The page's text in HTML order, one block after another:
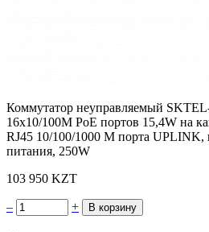
Коммутатор неуправляемый
16х10/100M PoE портов 15,4W на
RJ45 10/100/1000 M порта UPLINK,
питания, 250W
103 950 KZT
– +